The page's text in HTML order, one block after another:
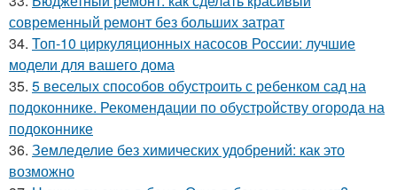
современный ремонт без больших затрат
34. Топ-10 циркуляционных насосов России: лучшие
модели для вашего дома
35. 5 веселых способов обустроить с ребенком сад на
подоконнике. Рекомендации по обустройству огорода на
подоконнике
36. Земледелие без химических удобрений: как это
возможно